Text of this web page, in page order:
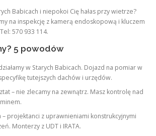
Babicach i niepokoi Cię hałas przy wietrze?
na inspekcję z kamerą endoskopową i kluczem
570 933 114.
5 powodów
w Starych Babicach. Dojazd na pomiar w
tutejszych dachów i urzędów.
– nie zlecamy na zewnątrz. Masz kontrolę nad
– projektanci z uprawnieniami konstrukcyjnymi
Monterzy z UDT i IRATA.